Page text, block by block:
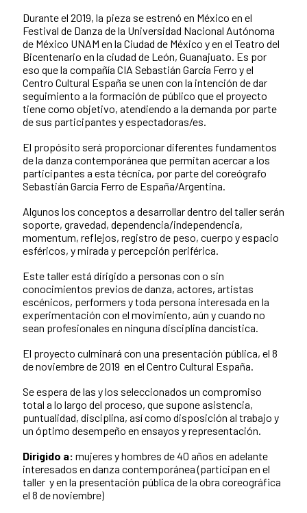
Durante el 2019, la pieza se estrenó en México en el
Festival de Danza de la Universidad Nacional Autónoma
de México UNAM en la Ciudad de México y en el Teatro del
Bicentenario en la ciudad de León, Guanajuato. Es por
eso que la compañía CIA Sebastián García Ferro y el
Centro Cultural España se unen con la intención de dar
seguimiento a la formación de público que el proyecto
tiene como objetivo, atendiendo a la demanda por parte
de sus participantes y espectadoras/es.
El propósito será proporcionar diferentes fundamentos
de la danza contemporánea que permitan acercar a los
participantes a esta técnica, por parte del coreógrafo
Sebastián García Ferro de España/Argentina.
Algunos los conceptos a desarrollar dentro del taller serán
soporte, gravedad, dependencia/independencia,
momentum, reflejos, registro de peso, cuerpo y espacio
esféricos, y mirada y percepción periférica.
Este taller está dirigido a personas con o sin
conocimientos previos de danza, actores, artistas
escénicos, performers y toda persona interesada en la
experimentación con el movimiento, aún y cuando no
sean profesionales en ninguna disciplina dancística.
El proyecto culminará con una presentación pública, el 8
de noviembre de 2019 en el Centro Cultural España.
Se espera de las y los seleccionados un compromiso
total a lo largo del proceso, que supone asistencia,
puntualidad, disciplina, así como disposición al trabajo y
un óptimo desempeño en ensayos y representación.
Dirigido a: mujeres y hombres de 40 años en adelante
interesados en danza contemporánea (participan en el
taller y en la presentación pública de la obra coreográfica
el 8 de noviembre)